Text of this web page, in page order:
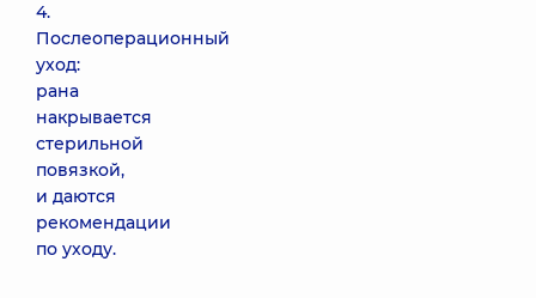
4.
Послеоперационный
уход:
рана
накрывается
стерильной
повязкой,
и даются
рекомендации
по уходу.